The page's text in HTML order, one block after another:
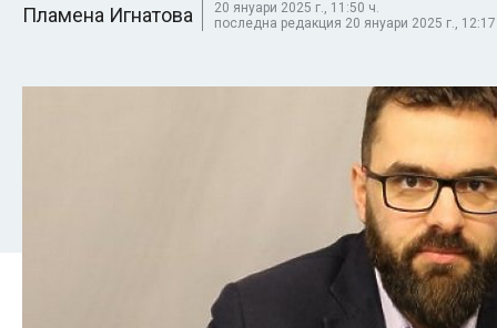
Пламена Игнатова
20 януари 2025 г., 11:50 ч.
последна редакция 20 януари 2025 г.,